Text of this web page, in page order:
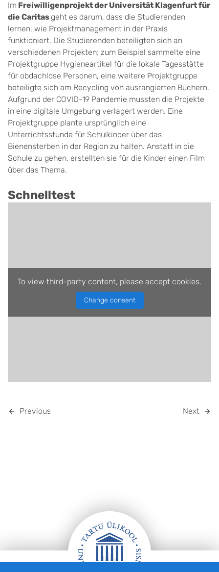
Im Freiwilligenprojekt der Universität Klagenfurt für
die Caritas geht es darum, dass die Studierenden
lernen, wie Projektmanagement in der Praxis
funktioniert. Die Studierenden beteiligten sich an
verschiedenen Projekten; zum Beispiel sammelte eine
Projektgruppe Hygieneartikel für die lokale Tagesstätte
für obdachlose Personen, eine weitere Projektgruppe
beteiligte sich am Recycling von ausrangierten Büchern.
Aufgrund der COVID-19 Pandemie mussten die Projekte
in eine digitale Umgebung verlagert werden. Eine
Projektgruppe plante ursprünglich eine
Unterrichtsstunde für Schulkinder über das
Bienensterben in der Region zu halten. Anstatt in die
Schule zu gehen, erstellten sie für die Kinder einen Film
über das Thema.
Schnelltest
To view third-party content, please accept cookies.
Change consent
Previous Next